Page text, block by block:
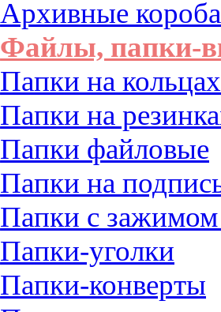
Архивные
Файлы, папки-
Папки на кольцах
Папки на
Папки файловые
Папки на
Папки с
Папки-уголки
Папки-конверты